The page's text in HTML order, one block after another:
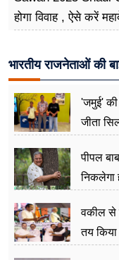
होगा विवाह , ऐसे करें
भारतीय राजनेताओं की
'जमुई'
जीता
पीपल
निकलेगा
वकील से
तय